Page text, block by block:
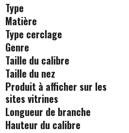
Type
Matière
Type cerclage
Genre
Taille du calibre
Taille du nez
Produit à afficher sur les
sites vitrines
Longueur de branche
Hauteur du calibre